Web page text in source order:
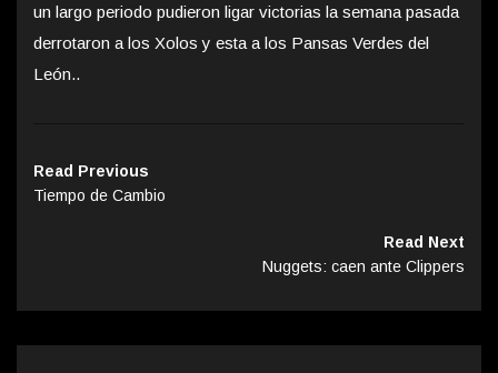
un largo periodo pudieron ligar victorias la semana pasada
derrotaron a los Xolos y esta a los Pansas Verdes del
León..
Read Previous
Tiempo de Cambio
Read Next
Nuggets: caen ante Clippers